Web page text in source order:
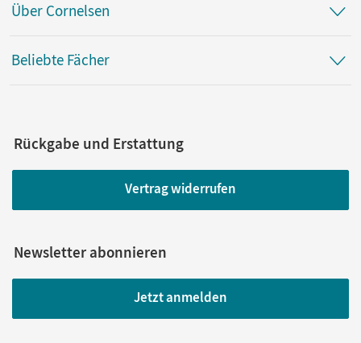
Über Cornelsen
Beliebte Fächer
Rückgabe und Erstattung
Vertrag widerrufen
Newsletter abonnieren
Jetzt anmelden